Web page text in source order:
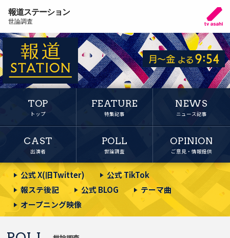
報道ステーション
世論調査
TOP
トップ
FEATURE
特集記事
NEWS
ニュース記事
CAST
出演者
POLL
世論調査
OPINION
ご意見・情報提供
公式 X(旧Twitter)
公式 TikTok
報ステ後記
公式 BLOG
テーマ曲
オープニング映像